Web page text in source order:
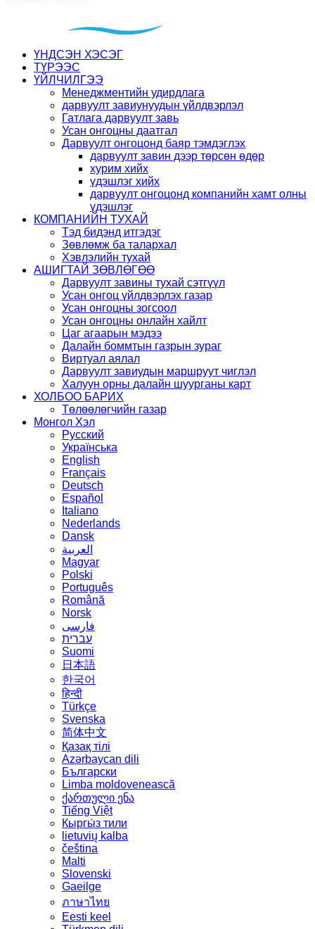
ҮНДСЭН ХЭСЭГ
ТҮРЭЭС
ҮЙЛЧИЛГЭЭ
Менеджментийн удирдлага
дарвуулт завиунуудын үйлдвэрлэл
Гатлага дарвуулт завь
Усан онгоцны даатгал
Дарвуулт онгоцонд баяр тэмдэглэх
дарвуулт завин дээр төрсөн өдөр
хурим хийх
үдэшлэг хийх
дарвуулт онгоцонд компанийн хамт олны
үдэшлэг
КОМПАНИЙН ТУХАЙ
Тэд бидэнд итгэдэг
Зөвлөмж ба талархал
Хэвлэлийн тухай
АШИГТАЙ ЗӨВЛӨГӨӨ
Дарвуулт завины тухай сэтгүүл
Усан онгоц үйлдвэрлэх газар
Усан онгоцны зогсоол
Усан онгоцны онлайн хайлт
Цаг агаарын мэдээ
Далайн боммтын газрын зураг
Виртуал аялал
Дарвуулт завиудын маршруут чиглэл
Халуун орны далайн шуурганы карт
ХОЛБОО БАРИХ
Төлөөлөгчийн газар
Монгол Хэл
Русский
Українська
English
Français
Deutsch
Español
Italiano
Nederlands
Dansk
العربية
Magyar
Polski
Português
Română
Norsk
فارسی
עברית
Suomi
日本語
한국어
हिन्दी
Türkçe
Svenska
简体中文
Қазақ тілі
Azərbaycan dili
Български
Limba moldovenească
ქართული ენა
Tiếng Việt
Кыргы́з тили
lietuvių kalba
čeština
Malti
Slovenski
Gaeilge
ภาษาไทย
Eesti keel